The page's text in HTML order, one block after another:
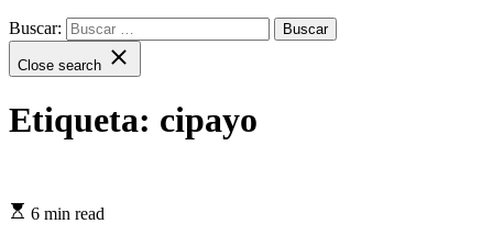
Buscar:
Close search
Etiqueta: cipayo
6 min read